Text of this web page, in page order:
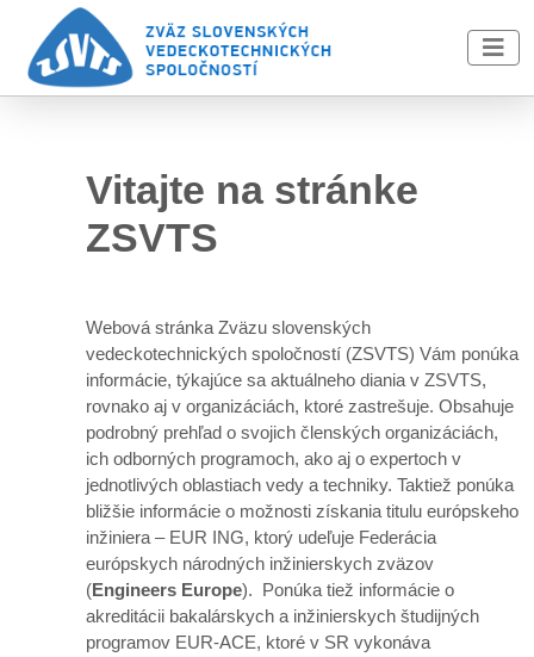
Skip to main content
Vitajte na stránke
ZSVTS
Webová stránka Zväzu slovenských
vedeckotechnických spoločností (ZSVTS) Vám ponúka
informácie, týkajúce sa aktuálneho diania v ZSVTS,
rovnako aj v organizáciách, ktoré zastrešuje. Obsahuje
podrobný prehľad o svojich členských organizáciách,
ich odborných programoch, ako aj o expertoch v
jednotlivých oblastiach vedy a techniky. Taktiež ponúka
bližšie informácie o možnosti získania titulu európskeho
inžiniera – EUR ING, ktorý udeľuje Federácia
európskych národných inžinierskych zväzov
(Engineers Europe). Ponúka tiež informácie o
akreditácii bakalárskych a inžinierskych študijných
programov EUR-ACE, ktoré v SR vykonáva